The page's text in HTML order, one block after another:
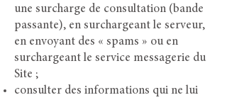
une surcharge de consultation (bande
passante), en surchargeant le serveur,
en envoyant des « spams » ou en
surchargeant le service messagerie du
Site ;
consulter des informations qui ne lui